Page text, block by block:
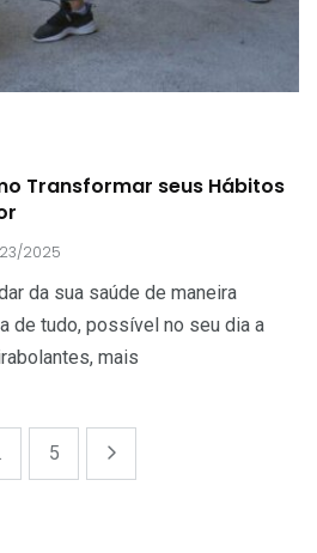
Transformar seus Hábitos
2025
da sua saúde de maneira
de tudo, possível no seu dia a
mais
5